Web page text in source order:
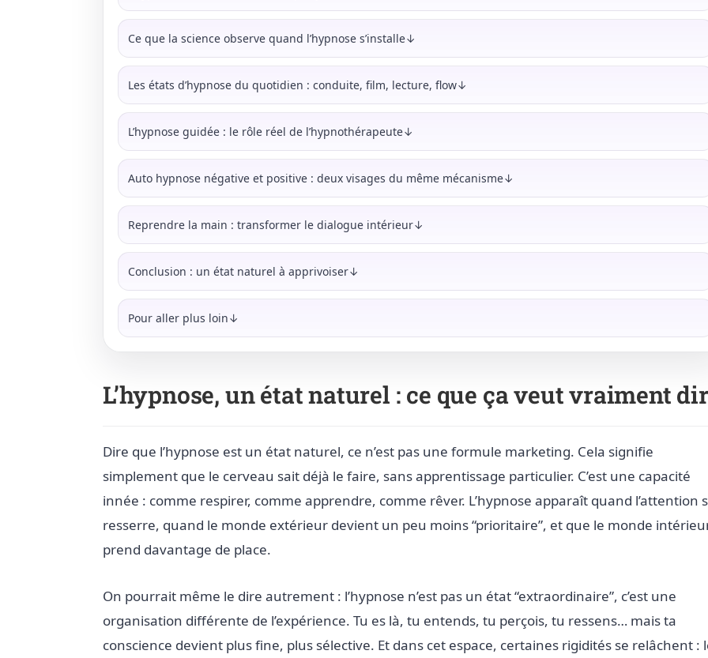
Ce que la science observe quand l’hypnose s’installe↓
Les états d’hypnose du quotidien : conduite, film, lecture, flow↓
L’hypnose guidée : le rôle réel de l’hypnothérapeute↓
Auto hypnose négative et positive : deux visages du même mécanisme↓
Reprendre la main : transformer le dialogue intérieur↓
Conclusion : un état naturel à apprivoiser↓
Pour aller plus loin↓
L’hypnose, un état naturel : ce que ça veut vraiment
Dire que l’hypnose est un état naturel, ce n’est pas une formule marketing. Cela signifie
simplement que le cerveau sait déjà le faire, sans apprentissage particulier. C’est une capacité
innée : comme respirer, comme apprendre, comme rêver. L’hypnose apparaît quand l’attention
resserre, quand le monde extérieur devient un peu moins “prioritaire”, et que le monde
prend davantage de place.
On pourrait même le dire autrement : l’hypnose n’est pas un état “extraordinaire”, c’est une
organisation différente de l’expérience. Tu es là, tu entends, tu perçois, tu ressens… mais ta
conscience devient plus fine, plus sélective. Et dans cet espace, certaines rigidités se relâchent :